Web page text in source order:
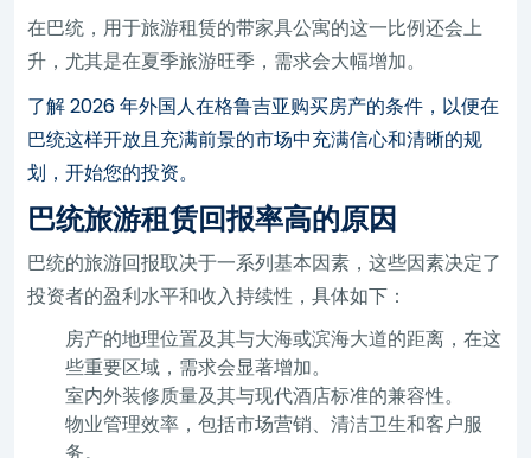
在巴统，用于旅游租赁的带家具公寓的这一比例还会上
升，尤其是在夏季旅游旺季，需求会大幅增加。
了解 2026 年外国人在格鲁吉亚购买房产的条件，以便在
巴统这样开放且充满前景的市场中充满信心和清晰的规
划，开始您的投资。
巴统旅游租赁回报率高的原因
巴统的旅游回报取决于一系列基本因素，这些因素决定了
投资者的盈利水平和收入持续性，具体如下：
房产的地理位置及其与大海或滨海大道的距离，在这
些重要区域，需求会显著增加。
室内外装修质量及其与现代酒店标准的兼容性。
物业管理效率，包括市场营销、清洁卫生和客户服
务。